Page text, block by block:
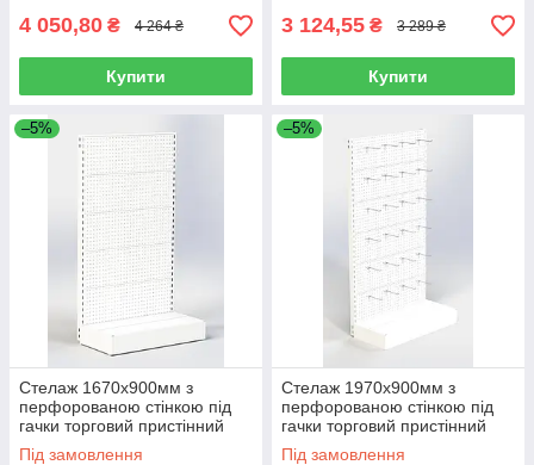
4 050,80 ₴ 4 264 ₴
Купити
3 124,55 ₴ 3 289 ₴
Купити
–5%
Стелаж 1670х900мм з
перфорованою стінкою під
гачки торговий пристінний
для магазину
Під замовлення
–5%
Стелаж 1970х900мм з
перфорованою стінкою під
гачки торговий пристінний
для магазину
Під замовлення